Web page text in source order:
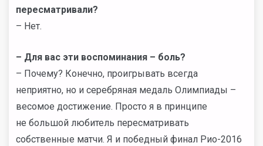
пересматривали?
– Нет.
– Для вас эти воспоминания – боль?
– Почему? Конечно, проигрывать всегда
неприятно, но и серебряная медаль Олимпиады –
весомое достижение. Просто я в принципе
не большой любитель пересматривать
собственные матчи. Я и победный финал Рио-2016